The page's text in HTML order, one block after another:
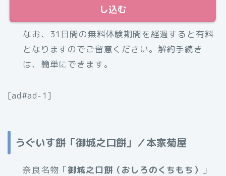
し込む
なお、31日間の無料体験期間を経過すると有料
となりますのでご留意ください。解約手続き
は、簡単にできます。
[ad#ad-1]
うぐいす餅「御城之口餅」／本家菊屋
奈良名物「御城之口餅（おしろのくちもち）
」